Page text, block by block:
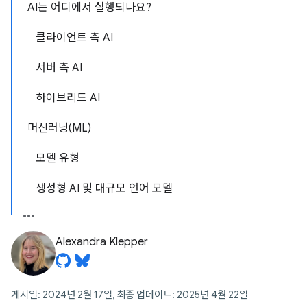
AI는 어디에서 실행되나요?
클라이언트 측 AI
서버 측 AI
하이브리드 AI
머신러닝(ML)
모델 유형
생성형 AI 및 대규모 언어 모델
Alexandra Klepper
게시일: 2024년 2월 17일, 최종 업데이트: 2025년 4월 22일